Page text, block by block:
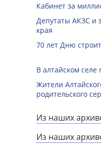
Кабинет за
Депутаты АКЗС и
края
70 лет Дню
В алтайском
Жители
родительского
Из наших
Из наших